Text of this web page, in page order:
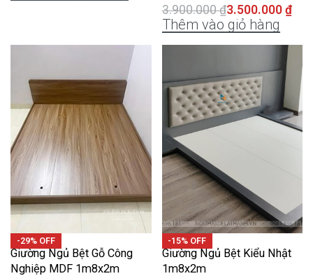
3.900.000₫3.500.000 ₫
Thêm vào giỏ hàng
-29% OFF
Giường Ngủ Bệt Gỗ Công
Nghiệp MDF 1m8x2m
-15% OFF
Giường Ngủ Bệt Kiểu Nhật
1m8x2m